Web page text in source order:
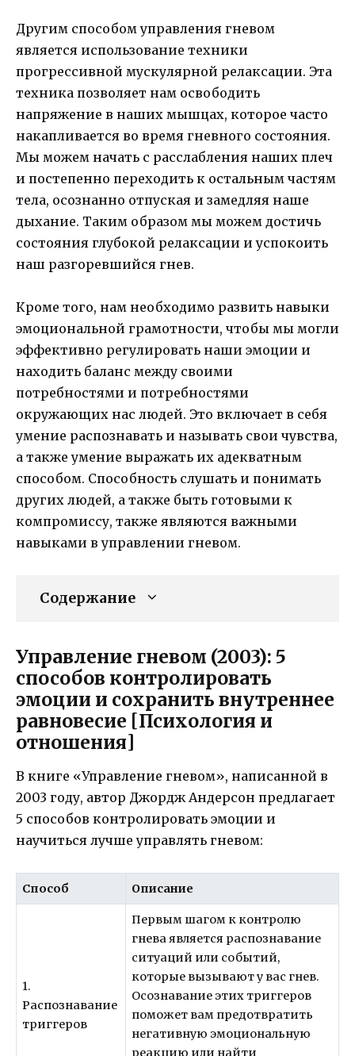
Другим способом управления гневом
является использование техники
прогрессивной мускулярной релаксации. Эта
техника позволяет нам освободить
напряжение в наших мышцах, которое часто
накапливается во время гневного состояния.
Мы можем начать с расслабления наших плеч
и постепенно переходить к остальным частям
тела, осознанно отпуская и замедляя наше
дыхание. Таким образом мы можем достичь
состояния глубокой релаксации и успокоить
наш разгоревшийся гнев.
Кроме того, нам необходимо развить навыки
эмоциональной грамотности, чтобы мы могли
эффективно регулировать наши эмоции и
находить баланс между своими
потребностями и потребностями
окружающих нас людей. Это включает в себя
умение распознавать и называть свои чувства,
а также умение выражать их адекватным
способом. Способность слушать и понимать
других людей, а также быть готовыми к
компромиссу, также являются важными
навыками в управлении гневом.
Содержание
Управление гневом (2003): 5
способов контролировать
эмоции и сохранить внутреннее
равновесие [Психология и
отношения]
В книге «Управление гневом», написанной в
2003 году, автор Джордж Андерсон предлагает
5 способов контролировать эмоции и
научиться лучше управлять гневом:
Способ Описание
1.
Распознавание
триггеров
Первым шагом к контролю
гнева является распознавание
ситуаций или событий,
которые вызывают у вас гнев.
Осознавание этих триггеров
поможет вам предотвратить
негативную эмоциональную
реакцию или найти